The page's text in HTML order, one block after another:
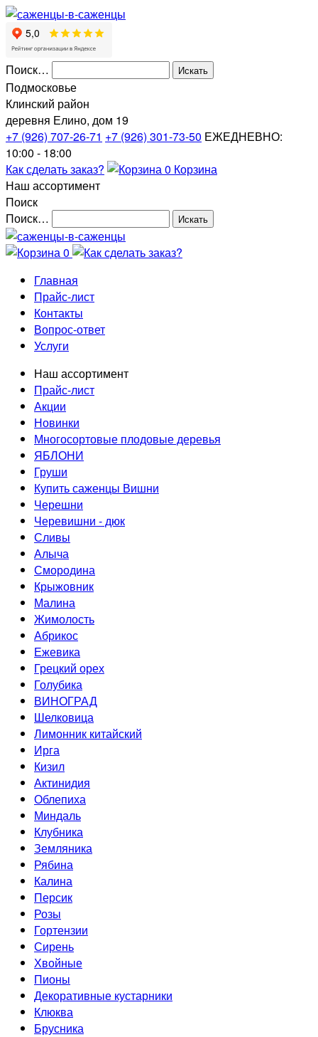
Поиск…
Подмосковье
Клинский район
деревня Елино, дом 19
+7 (926) 707-26-71 +7 (926) 301-73-50 ЕЖЕДНЕВНО:
10:00 - 18:00
Как сделать заказ?
0 Корзина
Наш ассортимент
Поиск
Поиск…
0
Главная
Прайс-лист
Контакты
Вопрос-ответ
Услуги
Наш ассортимент
Прайс-лист
Акции
Новинки
Многосортовые плодовые деревья
ЯБЛОНИ
Груши
Купить саженцы Вишни
Черешни
Черевишни - дюк
Сливы
Алыча
Смородина
Крыжовник
Малина
Жимолость
Абрикос
Ежевика
Грецкий орех
Голубика
ВИНОГРАД
Шелковица
Лимонник китайский
Ирга
Кизил
Актинидия
Облепиха
Миндаль
Клубника
Земляника
Рябина
Калина
Персик
Розы
Гортензии
Сирень
Хвойные
Пионы
Декоративные кустарники
Клюква
Брусника